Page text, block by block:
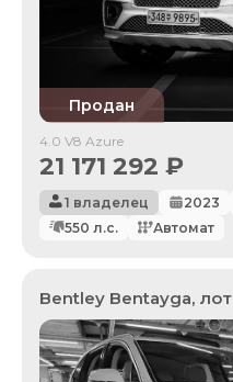
Продан
4.0 V8 Azure
21 171 292 ₽
1 владелец 2023
550 л.с. Автомат
Bentley Bentayga, лот